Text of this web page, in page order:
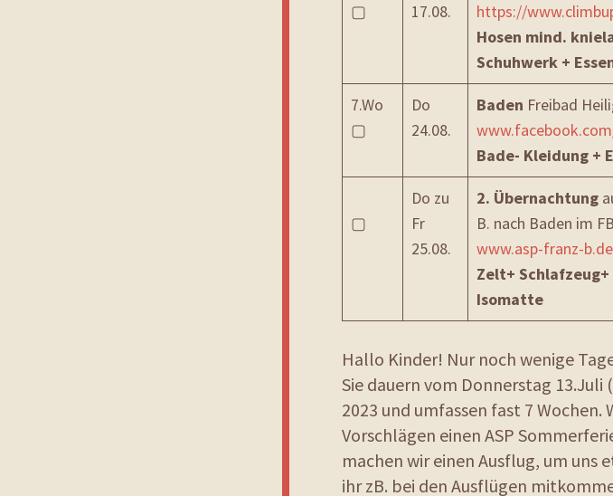
▢
17.08.
https://
Hosen mind.
Schuhwerk +
7.Wo
▢
Do
24.08.
Baden Freibad
Bade- Kleidung +
▢
Do zu
Fr
25.08.
2. Übernachtung
B. nach Baden im
www.asp-franz-b.de
Zelt+
Isomatte
Hallo Kinder! Nur noch wenige
Sie dauern vom Donnerstag 13.Juli
2023 und umfassen fast 7 Wochen.
Vorschlägen einen ASP
machen wir einen Ausflug, um uns
ihr zB. bei den Ausflügen